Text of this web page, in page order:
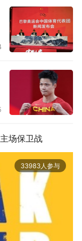
场保卫战
33983人参与